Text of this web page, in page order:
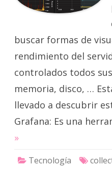
buscar formas de
rendimiento del
controlados todos
memoria, disco, …
llevado a descubrir
Grafana: Es una
»
Tecnología